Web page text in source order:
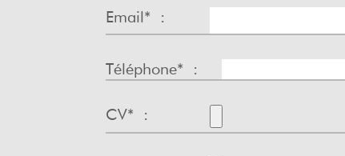
Email* :
Téléphone* :
CV* :